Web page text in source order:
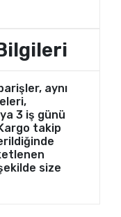
aynı
3 iş günü
takip
size